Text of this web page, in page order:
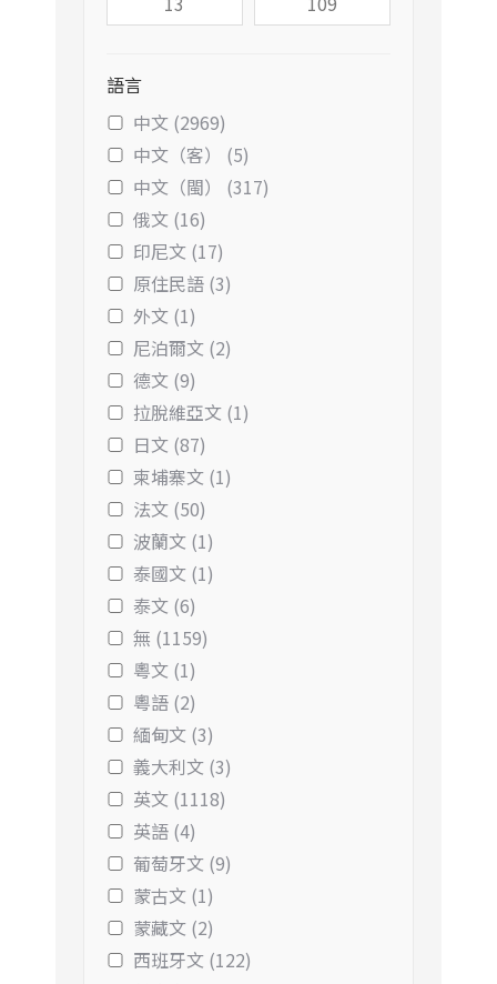
語言
中文 (2969)
中文（客） (5)
中文（閩） (317)
俄文 (16)
印尼文 (17)
原住民語 (3)
外文 (1)
尼泊爾文 (2)
德文 (9)
拉脫維亞文 (1)
日文 (87)
柬埔寨文 (1)
法文 (50)
波蘭文 (1)
泰國文 (1)
泰文 (6)
無 (1159)
粵文 (1)
粵語 (2)
緬甸文 (3)
義大利文 (3)
英文 (1118)
英語 (4)
葡萄牙文 (9)
蒙古文 (1)
蒙藏文 (2)
西班牙文 (122)